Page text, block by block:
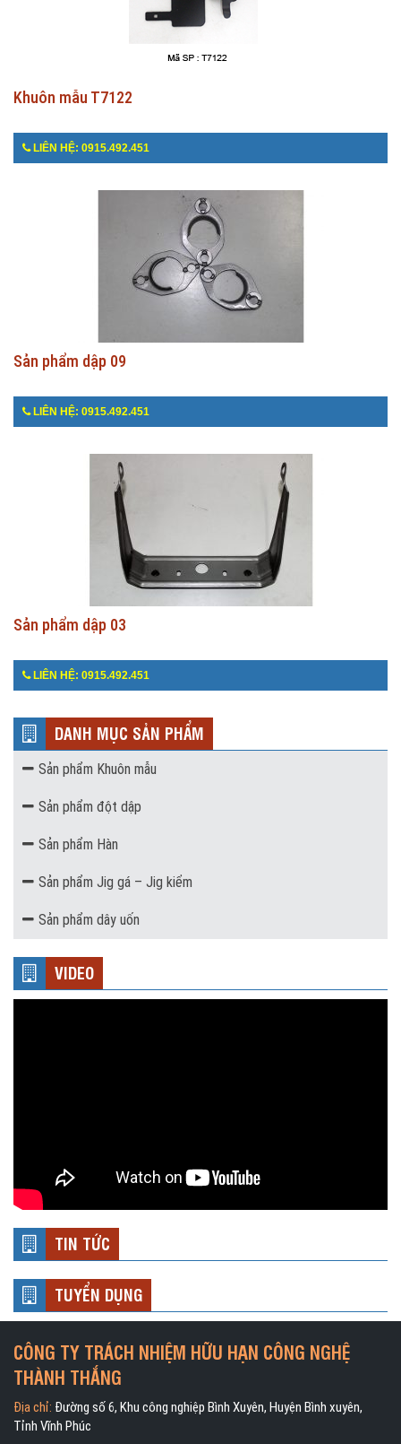
Khuôn mẫu T7122
LIÊN HỆ: 0915.492.451
Sản phẩm dập 09
LIÊN HỆ: 0915.492.451
Sản phẩm dập 03
LIÊN HỆ: 0915.492.451
DANH MỤC SẢN PHẨM
Sản phẩm Khuôn mẫu
Sản phẩm đột dập
Sản phẩm Hàn
Sản phẩm Jig gá – Jig kiểm
Sản phẩm dây uốn
VIDEO
TIN TỨC
TUYỂN DỤNG
CÔNG TY TRÁCH NHIỆM HỮU HẠN CÔNG NGHỆ
THÀNH THẮNG
Địa chỉ: Đường số 6, Khu công nghiệp Bình Xuyên, Huyện Bình xuyên,
Tỉnh Vĩnh Phúc